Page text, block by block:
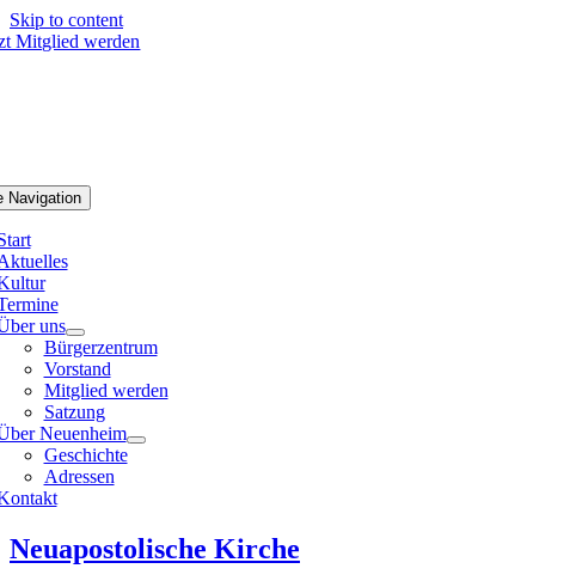
Skip to content
Mitglied werden
Navigation
uns
Bürgerzentrum
Vorstand
Mitglied werden
Satzung
Neuenheim
Geschichte
Adressen
Neuapostolische Kirche